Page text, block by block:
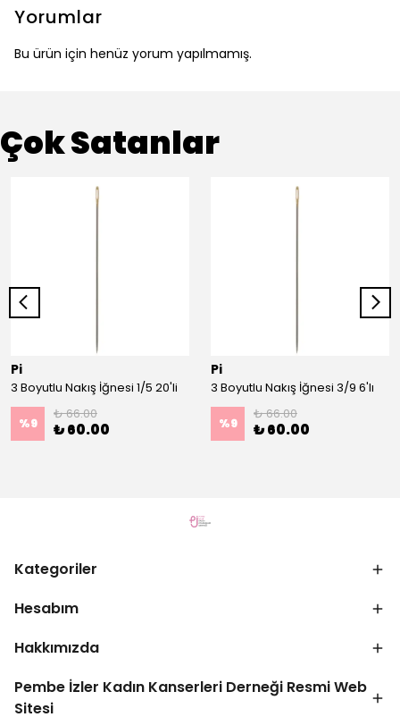
Yorumlar
Bu ürün için henüz yorum yapılmamış.
Çok Satanlar
Pi
3 Boyutlu Nakış İğnesi 1/5 20'li
%9
₺ 66.00
₺ 60.00
Pi
3 Boyutlu Nakış İğnesi 3/9 6'lı
%9
₺ 66.00
₺ 60.00
Kategoriler
Hesabım
Hakkımızda
Pembe İzler Kadın Kanserleri Derneği Resmi Web
Sitesi